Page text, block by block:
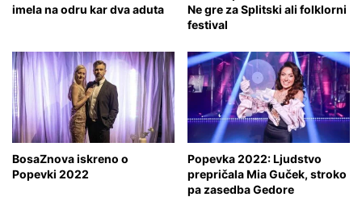
imela na odru kar dva aduta
Ne gre za Splitski ali folklorni
festival
BosaZnova iskreno o
Popevki 2022
Popevka 2022: Ljudstvo
prepričala Mia Guček, stroko
pa zasedba Gedore